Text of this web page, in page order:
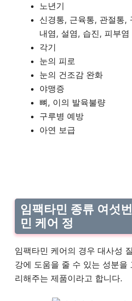
노년기
신경통, 근육통, 관절통,
내염, 설염, 습진, 피부염
각기
눈의 피로
눈의 건조감 완화
야맹증
뼈, 이의 발육불량
구루병 예방
아연 보급
임팩타민 종류 여섯
민 케어 정
임팩타민 케어의 경우 대사성
강에 도움을 줄 수 있는 성분을
리해주는 제품이라고 합니다.